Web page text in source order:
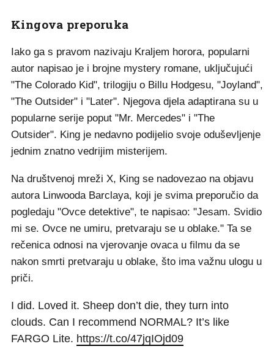
Kingova preporuka
Iako ga s pravom nazivaju Kraljem horora, popularni
autor napisao je i brojne mystery romane, uključujući
"The Colorado Kid", trilogiju o Billu Hodgesu, "Joyland",
"The Outsider" i "Later". Njegova djela adaptirana su u
popularne serije poput "Mr. Mercedes" i "The
Outsider". King je nedavno podijelio svoje oduševljenje
jednim znatno vedrijim misterijem.
Na društvenoj mreži X, King se nadovezao na objavu
autora Linwooda Barclaya, koji je svima preporučio da
pogledaju "Ovce detektive", te napisao: "Jesam. Svidio
mi se. Ovce ne umiru, pretvaraju se u oblake." Ta se
rečenica odnosi na vjerovanje ovaca u filmu da se
nakon smrti pretvaraju u oblake, što ima važnu ulogu u
priči.
I did. Loved it. Sheep don’t die, they turn into
clouds. Can I recommend NORMAL? It’s like
FARGO Lite. https://t.co/47jqIOjd09